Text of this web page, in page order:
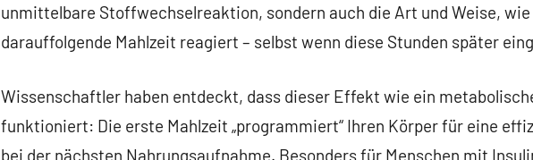
unmittelbare Stoffwechselreaktion, sondern auch die Art und Weise,
darauffolgende Mahlzeit reagiert – selbst wenn diese Stunden später
Wissenschaftler haben entdeckt, dass dieser Effekt wie ein
funktioniert: Die erste Mahlzeit „programmiert“ Ihren Körper für eine
bei der nächsten Nahrungsaufnahme. Besonders für Menschen mit